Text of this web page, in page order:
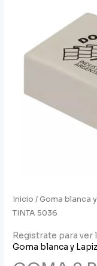
Inicio /Goma blanca
TINTA 5036
Registrate para ver
Goma blanca y